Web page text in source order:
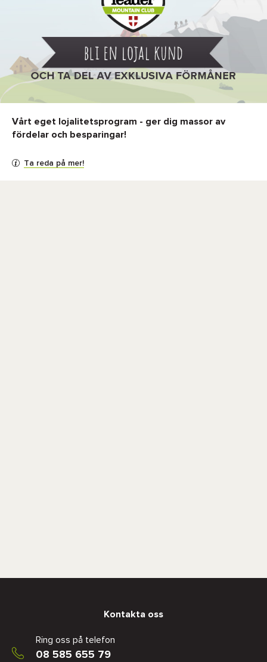
Vårt eget lojalitetsprogram - ger dig massor av
fördelar och besparingar!
Ta reda på mer!
Kontakta oss
Ring oss på telefon
08 585 655 79